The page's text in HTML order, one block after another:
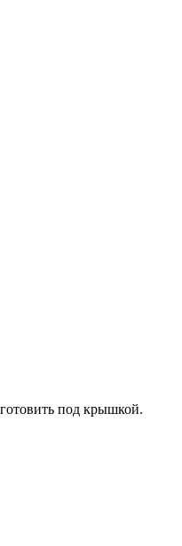
под крышкой.